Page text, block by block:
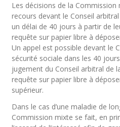
Les décisions de la Commission
recours devant le Conseil
un délai de 40 jours à partir de
requête sur papier libre à
Un appel est possible devant le
sécurité sociale dans les 40
jugement du Conseil arbitral de
requête sur papier libre à
supérieur.
Dans le cas d’une maladie de
Commission mixte se fait, en